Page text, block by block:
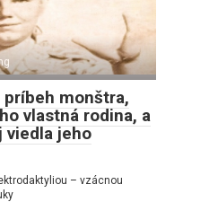
príbeh monštra,
vlastná rodina, a
viedla jeho
– vzácnou